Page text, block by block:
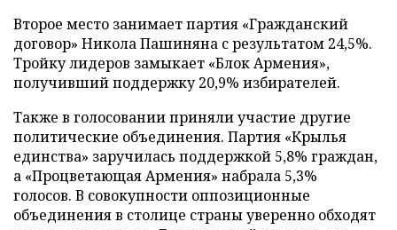
Второе место занимает партия «Гражданский
договор» Никола Пашиняна с результатом 24,5%.
Тройку лидеров замыкает «Блок Армения»,
получивший поддержку 20,9% избирателей.
Также в голосовании приняли участие другие
политические объединения. Партия «Крылья
единства» заручилась поддержкой 5,8% граждан,
а «Процветающая Армения» набрала 5,3%
голосов. В совокупности оппозиционные
объединения в столице страны уверенно обходят